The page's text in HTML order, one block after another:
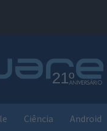
Ciência Android